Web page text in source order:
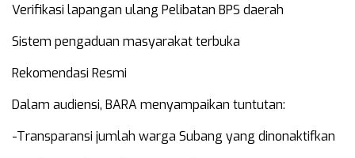
Verifikasi lapangan ulang Pelibatan BPS daerah
Sistem pengaduan masyarakat terbuka
Rekomendasi Resmi
Dalam audiensi, BARA menyampaikan tuntutan:
-Transparansi jumlah warga Subang yang dinonaktifkan